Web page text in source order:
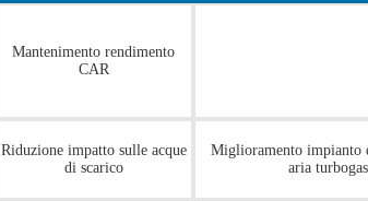
Mantenimento rendimento
CAR
Riduzione impatto sulle acque
di scarico
Miglioramento impianto
aria turbogas